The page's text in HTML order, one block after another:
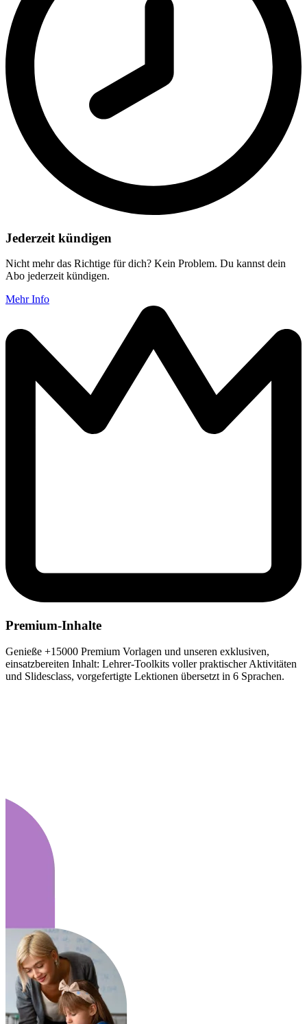
Jederzeit kündigen
Nicht mehr das Richtige für dich? Kein Problem. Du kannst dein
Abo jederzeit kündigen.
Mehr Info
Premium-Inhalte
Genieße +15000 Premium Vorlagen und unseren exklusiven,
einsatzbereiten Inhalt: Lehrer-Toolkits voller praktischer Aktivitäten
und Slidesclass, vorgefertigte Lektionen übersetzt in 6 Sprachen.